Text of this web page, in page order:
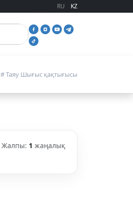
RU KZ
# Таяу Шығыс қақтығысы
Жалпы: 1 жаңалық